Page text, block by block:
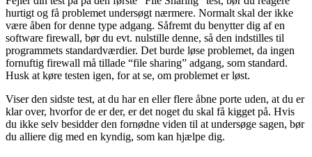
hurtigt og få problemet undersøgt nærmere. Normalt skal der ikke
være åben for denne type adgang. Såfremt du benytter dig af en
software firewall, bør du evt. nulstille denne, så den indstilles til
programmets standardværdier. Det burde løse problemet, da ingen
fornuftig firewall må tillade “file sharing” adgang, som standard.
Husk at køre testen igen, for at se, om problemet er løst.
Viser den sidste test, at du har en eller flere åbne porte uden, at du er
klar over, hvorfor de er der, er det noget du skal få kigget på. Hvis
du ikke selv besidder den fornødne viden til at undersøge sagen, bør
du alliere dig med en kyndig, som kan hjælpe dig.